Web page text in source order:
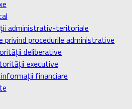
administrativ-teritoriale
privind procedurile administrative
deliberative
executive
financiare